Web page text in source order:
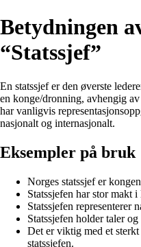
Betydningen
“Statssjef”
En statssjef er den øverste
en konge/dronning, avhengig
har vanligvis
nasjonalt og internasjonalt.
Eksempler på bruk
Norges statssjef er
Statssjefen har stor makt i
Statssjefen representerer
Statssjefen holder taler
Det er viktig med et
statssjefen.